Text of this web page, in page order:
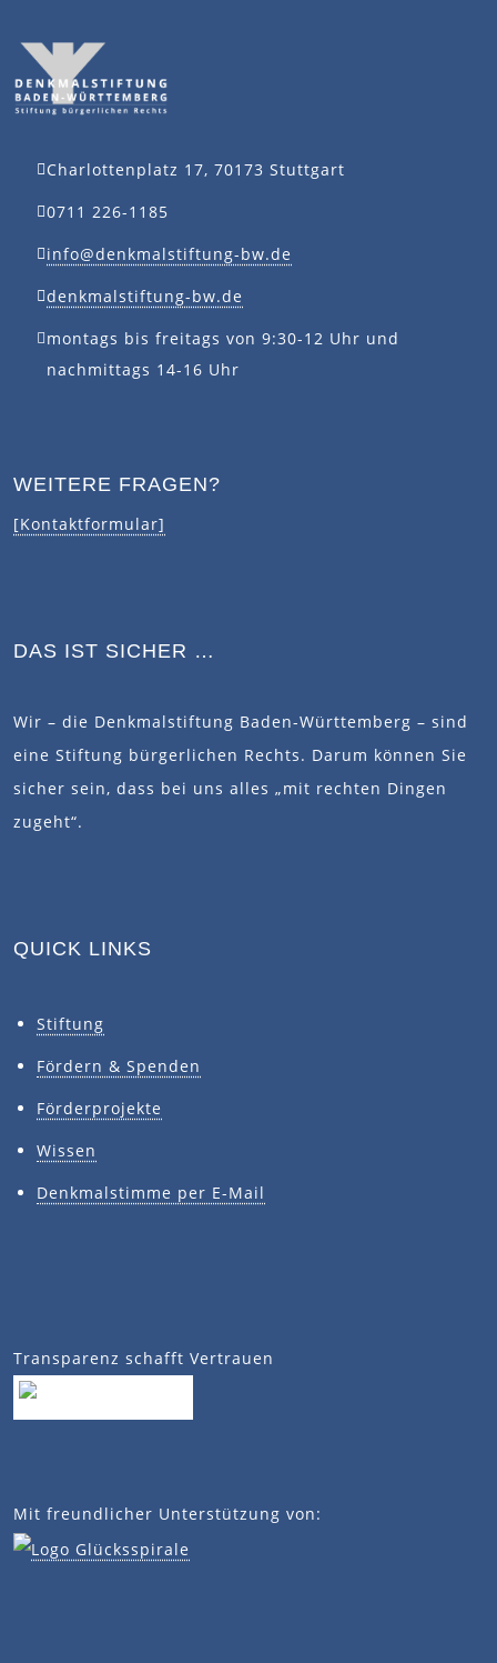
Charlottenplatz 17, 70173 Stuttgart
0711 226-1185
info@denkmalstiftung-bw.de
denkmalstiftung-bw.de
montags bis freitags von 9:30-12 Uhr und
nachmittags 14-16 Uhr
WEITERE FRAGEN?
[Kontaktformular]
DAS IST SICHER …
Wir – die Denkmalstiftung Baden-Württemberg – sind
eine Stiftung bürgerlichen Rechts. Darum können Sie
sicher sein, dass bei uns alles „mit rechten Dingen
zugeht“.
QUICK LINKS
Stiftung
Fördern & Spenden
Förderprojekte
Wissen
Denkmalstimme per E-Mail
Transparenz schafft Vertrauen
Mit freundlicher Unterstützung von: